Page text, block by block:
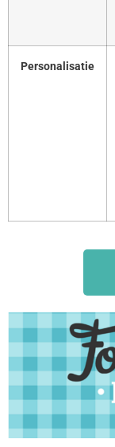
Personalisatie